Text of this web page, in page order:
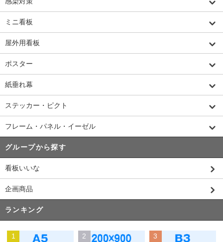
ミニ看板
屋外用看板
ポスター
紙垂れ幕
ステッカー・ピクト
フレーム・パネル・イーゼル
グループから探す
看板いいな
企画商品
ランキング
1 2 3